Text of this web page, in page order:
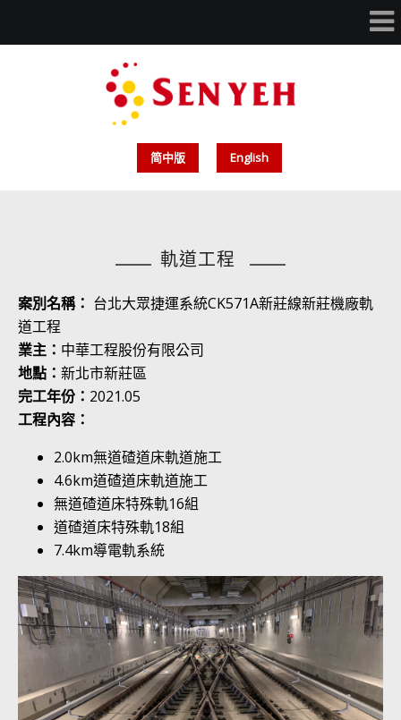
简中版 English
軌道工程
案別名稱： 台北大眾捷運系統CK571A新莊線新莊機廠軌
道工程
業主： 中華工程股份有限公司
地點： 新北市新莊區
完工年份： 2021.05
工程內容：
2.0km無道碴道床軌道施工
4.6km道碴道床軌道施工
無道碴道床特殊軌16組
道碴道床特殊軌18組
7.4km導電軌系統